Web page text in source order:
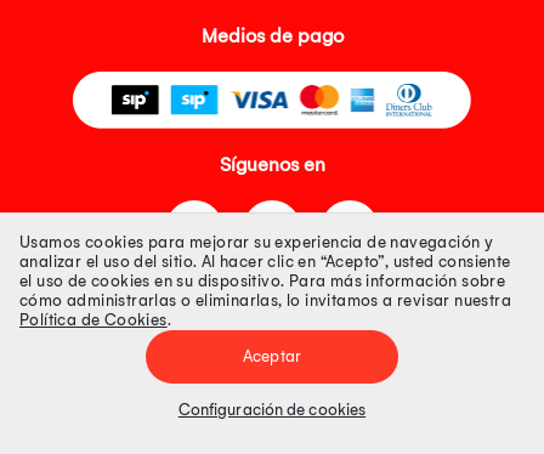
Medios de pago
Síguenos en
Tienda 100% Segura
Tiendas Peruanas S.A. R.U.C. Nº 20493020618. Todos los derechos
Precios disponibles solo en www.oechsle.pe. Precios online publicados
Usamos cookies para mejorar su experiencia de navegación y
analizar el uso del sitio. Al hacer clic en “Acepto”, usted consiente
el uso de cookies en su dispositivo. Para más información sobre
cómo administrarlas o eliminarlas, lo invitamos a revisar nuestra
Política de Cookies.
Aceptar
Configuración de cookies